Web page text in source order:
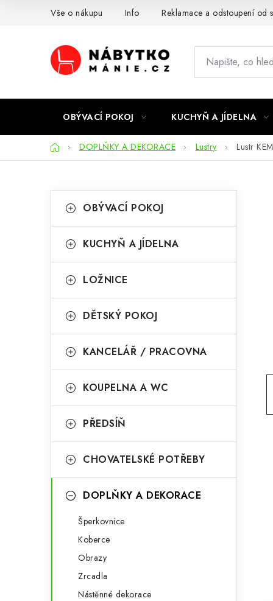
Vše o nákupu Info Reklamace a odstoupení od
OBÝVACÍ POKOJ KUCHYŇ A JÍDELNA
DomůDOPLŇKY A DEKORACE Lustry Lustr
o
t
r
n
n
p
e
kategorie
a
e
o
i
OBÝVACÍ POKOJ
KUCHYŇ A JÍDELNA
LOŽNICE
DĚTSKÝ POKOJ
KANCELÁŘ / PRACOVNA
KOUPELNA A WC
PŘEDSÍŇ
CHOVATELSKÉ POTŘEBY
DOPLŇKY A DEKORACE
Šperkovnice
Koberce
Obrazy
Zrcadla
Nástěnné dekorace